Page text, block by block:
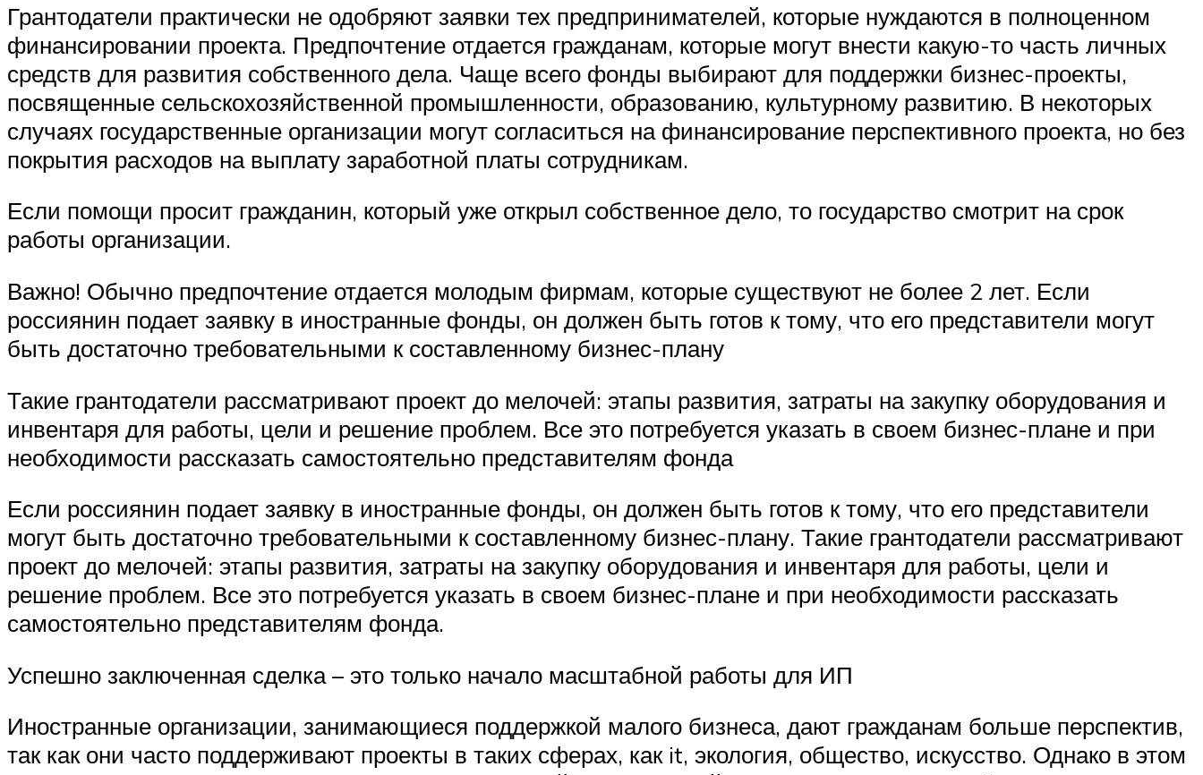
Грантодатели практически не одобряют заявки тех предпринимателей, которые нуждаются в полноценном
финансировании проекта. Предпочтение отдается гражданам, которые могут внести какую-то часть личных
средств для развития собственного дела. Чаще всего фонды выбирают для поддержки бизнес-проекты,
посвященные сельскохозяйственной промышленности, образованию, культурному развитию. В некоторых
случаях государственные организации могут согласиться на финансирование перспективного проекта, но без
покрытия расходов на выплату заработной платы сотрудникам.
Если помощи просит гражданин, который уже открыл собственное дело, то государство смотрит на срок
работы организации.
Важно! Обычно предпочтение отдается молодым фирмам, которые существуют не более 2 лет. Если
россиянин подает заявку в иностранные фонды, он должен быть готов к тому, что его представители могут
быть достаточно требовательными к составленному бизнес-плану
Такие грантодатели рассматривают проект до мелочей: этапы развития, затраты на закупку оборудования и
инвентаря для работы, цели и решение проблем. Все это потребуется указать в своем бизнес-плане и при
необходимости рассказать самостоятельно представителям фонда
Если россиянин подает заявку в иностранные фонды, он должен быть готов к тому, что его представители
могут быть достаточно требовательными к составленному бизнес-плану. Такие грантодатели рассматривают
проект до мелочей: этапы развития, затраты на закупку оборудования и инвентаря для работы, цели и
решение проблем. Все это потребуется указать в своем бизнес-плане и при необходимости рассказать
самостоятельно представителям фонда.
Успешно заключенная сделка – это только начало масштабной работы для ИП
Иностранные организации, занимающиеся поддержкой малого бизнеса, дают гражданам больше перспектив,
так как они часто поддерживают проекты в таких сферах, как it, экология, общество, искусство. Однако в этом